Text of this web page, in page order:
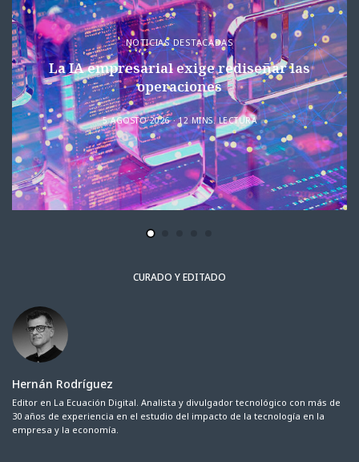
NOTICIAS DESTACADAS
La IA empresarial exige rediseñar las
operaciones
5 AGOSTO 2026 12 MINS. LECTURA
CURADO Y EDITADO
Hernán Rodríguez
Editor en La Ecuación Digital. Analista y divulgador tecnológico con más de
30 años de experiencia en el estudio del impacto de la tecnología en la
empresa y la economía.